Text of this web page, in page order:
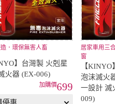
．環保無害人畜
】台灣製 火剋星
火器 (EX-006)
699
居家車用三
窗
【
泡沫滅火
一設計 滅
009)